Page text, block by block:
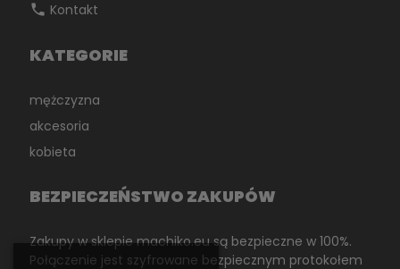
phone Kontakt
KATEGORIE
mężczyzna
akcesoria
kobieta
BEZPIECZEŃSTWO ZAKUPÓW
Zakupy w sklepie machiko.eu są bezpieczne w 100%.
Połączenie jest szyfrowane bezpiecznym protokołem